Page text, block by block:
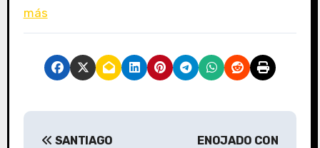
más
N
SANTIAGO
ENOJADO CON